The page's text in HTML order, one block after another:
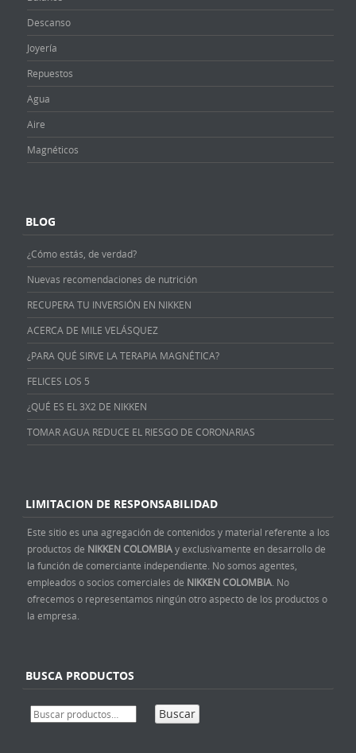
Descanso
Joyería
Repuestos
Agua
Aire
Magnéticos
BLOG
¿Cómo estás, de verdad?
Nuevas recomendaciones de nutrición
RECUPERA TU INVERSIÓN EN NIKKEN
ACERCA DE MILE VELÁSQUEZ
¿PARA QUÉ SIRVE LA TERAPIA MAGNÉTICA?
FELICES LOS 5
¿QUÉ ES EL 3X2 DE NIKKEN
TOMAR AGUA REDUCE EL RIESGO DE CORONARIAS
LIMITACION DE RESPONSABILIDAD
Este sitio es una agregación de contenidos y material referente a los
productos de NIKKEN COLOMBIAy exclusivamente en desarrollo de
la función de comerciante independiente. No somos agentes,
empleados o socios comerciales de NIKKEN COLOMBIA . No
ofrecemos o representamos ningún otro aspecto de los productos o
la empresa.
BUSCA PRODUCTOS
Buscar